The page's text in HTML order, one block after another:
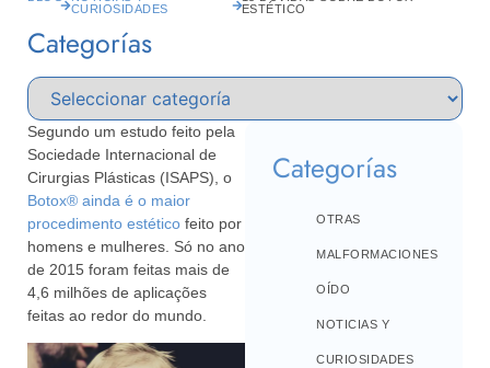
CURIOSIDADES
ESTÉTICO
Categorías
Segundo um estudo feito pela
Sociedade Internacional de
Cirurgias Plásticas (ISAPS), o
Botox® ainda é o maior
procedimento estético feito por
homens e mulheres. Só no ano
de 2015 foram feitas mais de
4,6 milhões de aplicações
feitas ao redor do mundo.
Categorías
OTRAS
MALFORMACIONES
OÍDO
NOTICIAS Y
CURIOSIDADES